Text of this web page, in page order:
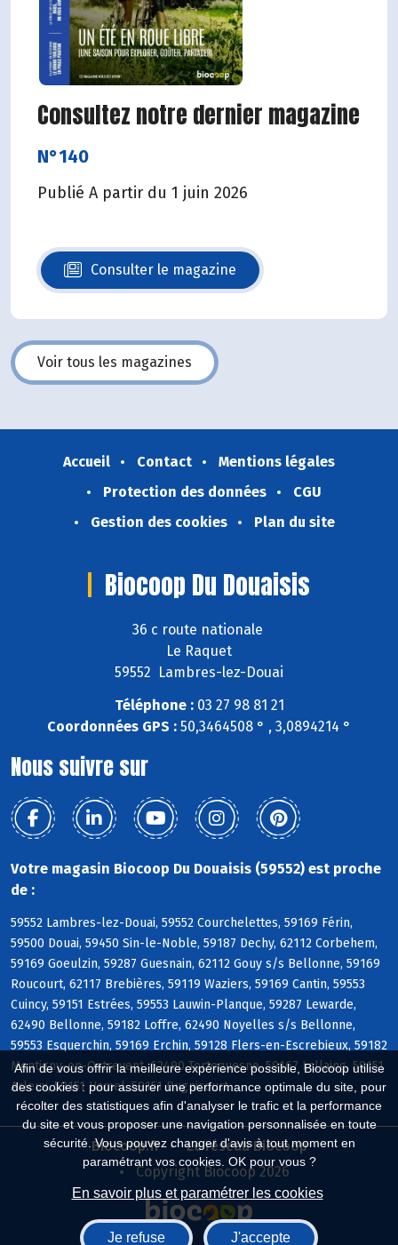
Afin de vous offrir la meilleure expérience possible, Biocoop utilise
des cookies : pour assurer une performance optimale du site, pour
récolter des statistiques afin d'analyser le trafic et la performance
du site et vous proposer une navigation personnalisée en toute
sécurité. Vous pouvez changer d'avis à tout moment en
paramétrant vos cookies. OK pour vous ?
En savoir plus et paramétrer les cookies
Je refuse J'accepte
Consultez notre dernier magazine
N°140
Publié A partir du 1 juin 2026
Consulter le magazine
N°140
Voir tous les magazines
Accueil Contact
Mentions légales
Protection des données
CGU
Gestion des cookies
Plan du site
Biocoop Du Douaisis
36 c route nationale
Le Raquet
59552 Lambres-lez-Douai
Téléphone :03 27 98 81 21
Coordonnées GPS : 50,3464508 ° , 3,0894214 °
Nous suivre sur
Votre magasin Biocoop Du Douaisis (59552) est proche
de :
59552 Lambres-lez-Douai, 59552 Courchelettes, 59169 Férin,
59500 Douai, 59450 Sin-le-Noble, 59187 Dechy, 62112 Corbehem,
59169 Goeulzin, 59287 Guesnain, 62112 Gouy s/s Bellonne, 59169
Roucourt, 62117 Brebières, 59119 Waziers, 59169 Cantin, 59553
Cuincy, 59151 Estrées, 59553 Lauwin-Planque, 59287 Lewarde,
62490 Bellonne, 59182 Loffre, 62490 Noyelles s/s Bellonne,
59553 Esquerchin, 59169 Erchin, 59128 Flers-en-Escrebieux, 59182
Montigny-en-Ostrevent, 62490 Tortequesne, 59167 Lallaing, 59151
Arleux, 59151 Hamel, 59151 Bugnicourt
Biocoop.fr
Le réseau Biocoop
Copyright Biocoop 2026